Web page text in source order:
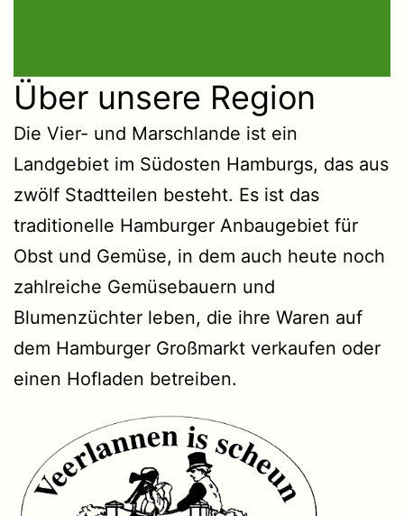
Über unsere Region
Die Vier- und Marschlande ist ein
Landgebiet im Südosten Hamburgs, das aus
zwölf Stadtteilen besteht. Es ist das
traditionelle Hamburger Anbaugebiet für
Obst und Gemüse, in dem auch heute noch
zahlreiche Gemüsebauern und
Blumenzüchter leben, die ihre Waren auf
dem Hamburger Großmarkt verkaufen oder
einen Hofladen betreiben.